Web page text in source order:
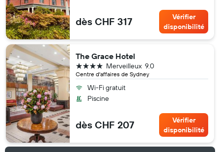
dès CHF 317
Vérifier
disponibilité
The Grace Hotel
Centre d'affaires de Sydney
9.0
Merveilleux
4 étoiles
Wi-Fi gratuit
Piscine
dès CHF 207
Vérifier
disponibilité